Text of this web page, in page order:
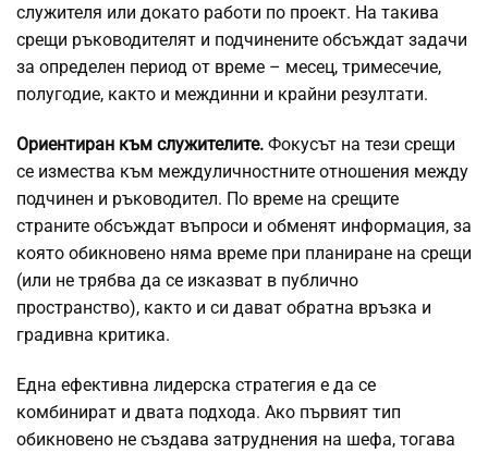
служителя или докато работи по проект. На такива
срещи ръководителят и подчинените обсъждат задачи
за определен период от време – месец, тримесечие,
полугодие, както и междинни и крайни резултати.
Ориентиран към служителите. Фокусът на тези срещи
се измества към междуличностните отношения между
подчинен и ръководител. По време на срещите
страните обсъждат въпроси и обменят информация, за
която обикновено няма време при планиране на срещи
(или не трябва да се изказват в публично
пространство), както и си дават обратна връзка и
градивна критика.
Една ефективна лидерска стратегия е да се
комбинират и двата подхода. Ако първият тип
обикновено не създава затруднения на шефа, тогава